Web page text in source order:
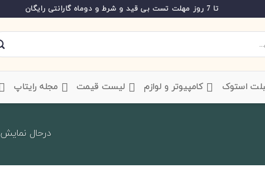
تا 7 روز مهلت تست بی قید و شرط و دوماه گارانتی رایگان
استوک ‌ کامپیوتر و لوازم ‌ لیست قیمت ‌ مجله رایتاپ
درحال نمایش 241 تا 260 از 457 کالا